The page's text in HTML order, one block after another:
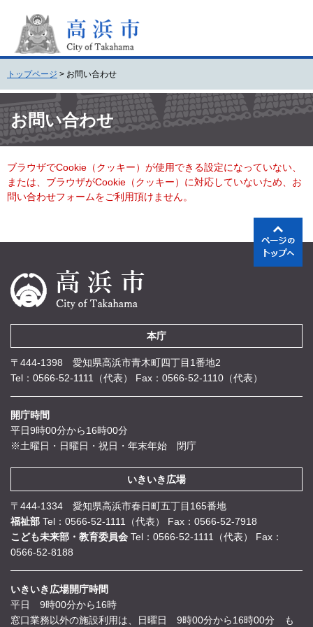
頭
で
す
。
飛
ば
し
て
本
へ
トップページ > お問い合わせ
文 お問い合わせ
ブラウザでCookie（クッキー）が使用できる設定になっていない、
または、ブラウザがCookie（クッキー）に対応していないため、お
問い合わせフォームをご利用頂けません。
本庁
〒444-1398 愛知県高浜市青木町四丁目1番地2
Tel：0566-52-1111（代表）
Fax：0566-52-1110（代表）
開庁時間
平日9時00分から16時00分
※土曜日・日曜日・祝日・年末年始 閉庁
いきいき広場
〒444-1334 愛知県高浜市春日町五丁目165番地
福祉部 Tel：0566-52-1111（代表）
Fax：0566-52-7918
こども未来部・教育委員会 Tel：0566-52-1111（代表）
Fax：
0566-52-8188
いきいき広場開庁時間
平日 9時00分から16時
窓口業務以外の施設利用は、日曜日 9時00分から16時00分 も